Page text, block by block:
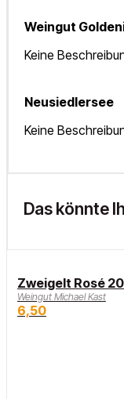
Weingut
Keine
Neusiedlersee
Keine
Das könnte
Zweigelt Rosé
Weingut Michael Kast
6,50